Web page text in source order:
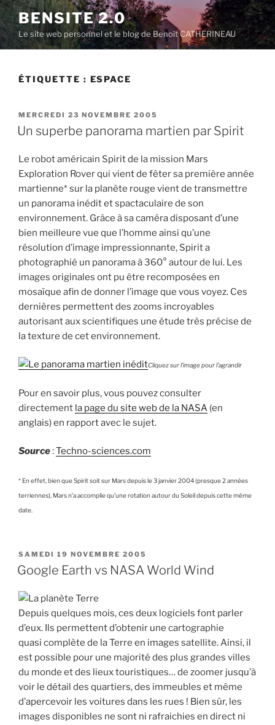
Aller
au
contenu
principal
BENSITE 2.0
Le site web personnel et le blog de Benoît CATHERINEAU
ÉTIQUETTE : ESPACE
PUBLIÉ
LE
MERCREDI 23 NOVEMBRE 2005
Un superbe panorama martien par Spirit
Le robot américain Spirit de la mission Mars
Exploration Rover qui vient de fêter sa première année
martienne* sur la planète rouge vient de transmettre
un panorama inédit et spactaculaire de son
environnement. Grâce à sa caméra disposant d’une
bien meilleure vue que l’homme ainsi qu’une
résolution d’image impressionnante, Spirit a
photographié un panorama à 360° autour de lui. Les
images originales ont pu être recomposées en
mosaïque afin de donner l’image que vous voyez. Ces
dernières permettent des zooms incroyables
autorisant aux scientifiques une étude très précise de
la texture de cet environnement.
Cliquez sur l’image pour l’agrandir
Pour en savoir plus, vous pouvez consulter
directement la page du site web de la NASA (en
anglais) en rapport avec le sujet.
Source:Techno-sciences.com
* En effet, bien que Spirit soit sur Mars depuis le 3 janvier 2004 (presque 2 années
terriennes), Mars n’a accomplie qu’une rotation autour du Soleil depuis cette même
date.
PUBLIÉ
LE
SAMEDI 19 NOVEMBRE 2005
Google Earth vs NASA World Wind
Depuis quelques mois, ces deux logiciels font parler
d’eux. Ils permettent d’obtenir une cartographie
quasi complète de la Terre en images satellite. Ainsi, il
est possible pour une majorité des plus grandes villes
du monde et des lieux touristiques… de zoomer jusqu’à
voir le détail des quartiers, des immeubles et même
d’apercevoir les voitures dans les rues ! Bien sûr, les
images disponibles ne sont ni rafraichies en direct ni